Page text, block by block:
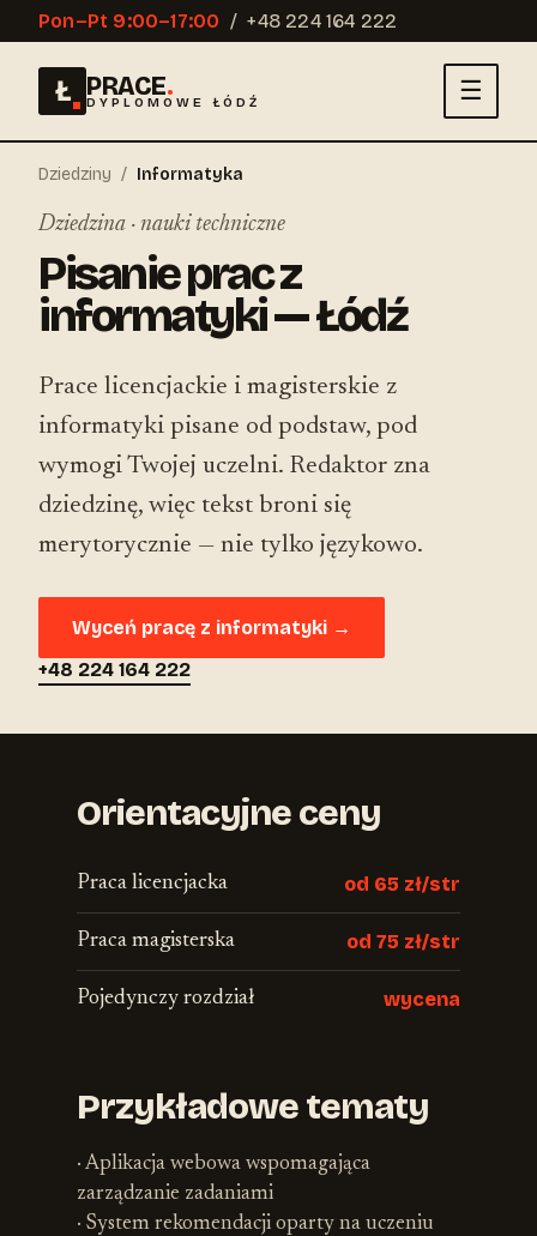
Pon–Pt 9:00–17:00 /+48 224 164 222
Ł PRACE.
DYPLOMOWE ŁÓDŹ ☰
Dziedziny / Informatyka
Dziedzina · nauki techniczne
Pisanie prac z
informatyki — Łódź
Prace licencjackie i magisterskie z
informatyki pisane od podstaw, pod
wymogi Twojej uczelni. Redaktor zna
dziedzinę, więc tekst broni się
merytorycznie — nie tylko językowo.
Wyceń pracę z informatyki →
+48 224 164 222
Orientacyjne ceny
Praca licencjacka od 65 zł/str
Praca magisterska od 75 zł/str
Pojedynczy rozdział wycena
Przykładowe tematy
· Aplikacja webowa wspomagająca
zarządzanie zadaniami
· System rekomendacji oparty na uczeniu